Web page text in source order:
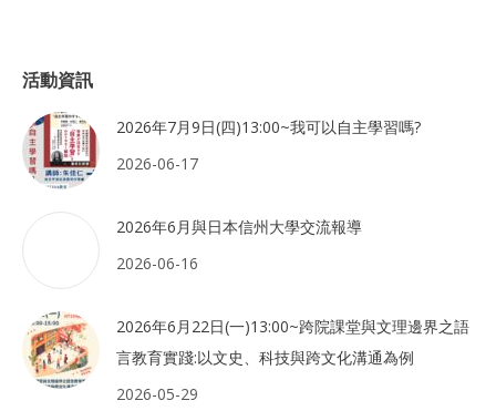
活動資訊
2026年7月9日(四)13:00~我可以自主學習嗎?
2026-06-17
2026年6月與日本信州大學交流報導
2026-06-16
2026年6月22日(一)13:00~跨院課堂與文理邊界之語
言教育實踐:以文史、科技與跨文化溝通為例
2026-05-29